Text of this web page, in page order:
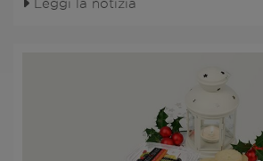
Leggi la notizia